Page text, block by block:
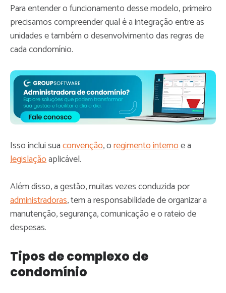
Para entender o funcionamento desse modelo, primeiro
precisamos compreender qual é a integração entre as
unidades e também o desenvolvimento das regras de
cada condomínio.
Isso inclui suaconvenção, oregimento internoe a
legislaçãoaplicável.
Além disso, a gestão, muitas vezes conduzida por
administradoras, tem a responsabilidade de organizar a
manutenção, segurança, comunicação e o rateio de
despesas.
Tipos de complexo de
condomínio